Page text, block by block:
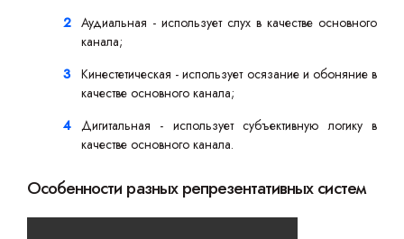
Аудиальная - использует слух в качестве основного
канала;
Кинестетическая - использует осязание и обоняние в
качестве основного канала;
Дигитальная - использует субъективную логику в
качестве основного канала.
Особенности разных репрезентативных систем